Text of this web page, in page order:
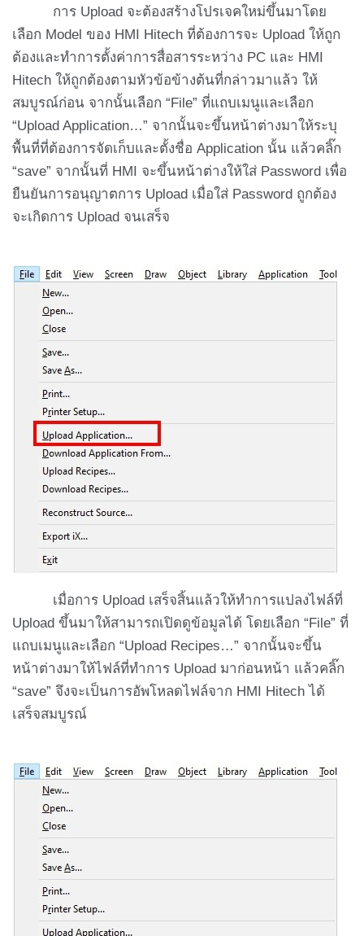
การ Upload จะต้องสร้างโปรเจคใหม่ขึ้นมาโดย
เลือก Model ของ HMI Hitech ที่ต้องการจะ Upload ให้ถูก
ต้องและทำการตั้งค่าการสื่อสารระหว่าง PC และ HMI
Hitech ให้ถูกต้องตามหัวข้อข้างต้นที่กล่าวมาแล้ว ให้
สมบูรณ์ก่อน จากนั้นเลือก “File” ที่แถบเมนูและเลือก
“Upload Application…” จากนั้นจะขึ้นหน้าต่างมาให้ระบุ
พื้นที่ที่ต้องการจัดเก็บและตั้งชื่อ Application นั้น แล้วคลิ๊ก
“save” จากนั้นที่ HMI จะขึ้นหน้าต่างให้ใส่ Password เพื่อ
ยืนยันการอนุญาตการ Upload เมื่อใส่ Password ถูกต้อง
จะเกิดการ Upload จนเสร็จ
เมื่อการ Upload เสร็จสิ้นแล้วให้ทำการแปลงไฟล์ที่
Upload ขึ้นมาให้สามารถเปิดดูข้อมูลได้ โดยเลือก “File” ที่
แถบเมนูและเลือก “Upload Recipes…” จากนั้นจะขึ้น
หน้าต่างมาให้ไฟล์ที่ทำการ Upload มาก่อนหน้า แล้วคลิ๊ก
“save” จึงจะเป็นการอัพโหลดไฟล์จาก HMI Hitech ได้
เสร็จสมบูรณ์